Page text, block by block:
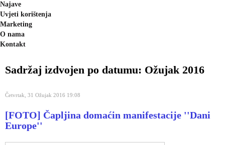
Najave
Uvjeti korištenja
Marketing
O nama
Kontakt
Sadržaj izdvojen po datumu: Ožujak 2016
Četvrtak, 31 Ožujak 2016 19:08
[FOTO] Čapljina domaćin manifestacije ''Dani
Europe''